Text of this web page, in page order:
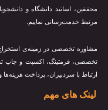
محققین، اساتید دانشگاه و
مرتبط خدمت‌رسانی نماییم.
مشاوره تخصصی در زمینه‌ی استخراج
تخصصی، فرمتینگ، اکسپت و چاپ
ارتباط با سردبیران، پرداخت
لینک های مهم